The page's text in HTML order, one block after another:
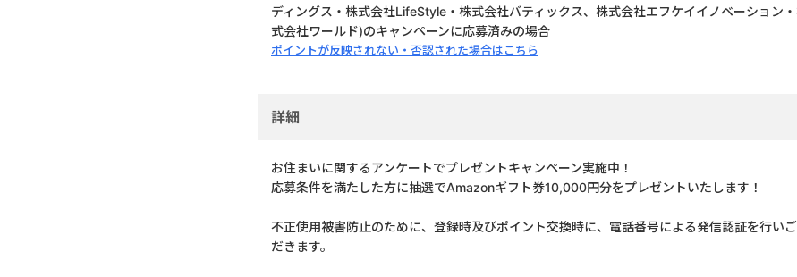
ディングス・株式会社LifeStyle・株式会社バティックス、株式会社エフケイイノベーション
式会社ワールド)のキャンペーンに応募済みの場合
ポイントが反映されない・否認された場合はこちら
詳細
お住まいに関するアンケートでプレゼントキャンペーン実施中！
応募条件を満たした方に抽選でAmazonギフト券10,000円分をプレゼントいたします！
不正使用被害防止のために、登録時及びポイント交換時に、電話番号による発信認証を行い
だきます。